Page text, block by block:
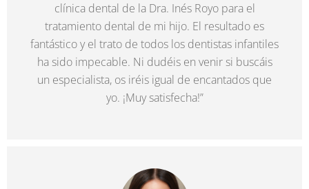
clínica dental de la Dra. Inés Royo para el
tratamiento dental de mi hijo. El resultado es
fantástico y el trato de todos los dentistas infantiles
ha sido impecable. Ni dudéis en venir si buscáis
un especialista, os iréis igual de encantados que
yo. ¡Muy satisfecha!”